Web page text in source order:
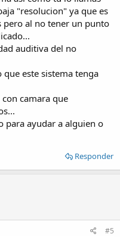
"resolucion" ya que es
pero al no tener un punto
auditiva del no
que este sistema tenga
camara que
para ayudar a alguien o
Responder
#5